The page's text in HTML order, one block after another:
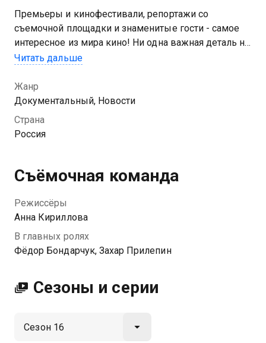
Премьеры и кинофестивали, репортажи со
съемочной площадки и знаменитые гости - самое
интересное из мира кино! Ни одна важная деталь не
окажется за кадром.
Посмотреть онлайн 16 сезон сериала Кино в
деталях вы можете совершенно бесплатно в
хорошем HD качестве на Казахтелеком
Читать дальше
Жанр
Документальный, Новости
Страна
Россия
Съёмочная команда
Режиссёры
Анна Кириллова
В главных ролях
Фёдор Бондарчук, Захар Прилепин
Сезоны и серии